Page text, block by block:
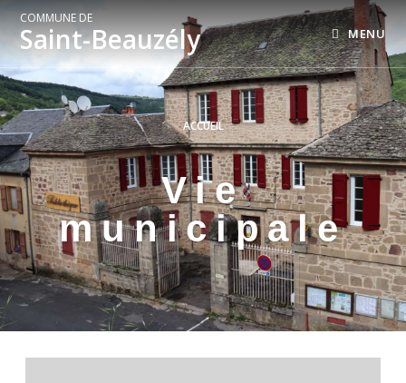
COMMUNE DE
Saint-Beauzély MENU
ACCUEIL
Vie
municipale